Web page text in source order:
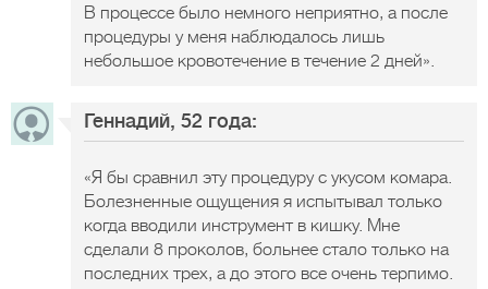
В процессе было немного неприятно, а после
процедуры у меня наблюдалось лишь
небольшое кровотечение в течение 2 дней».
Геннадий, 52 года:
«Я бы сравнил эту процедуру с укусом комара.
Болезненные ощущения я испытывал только
когда вводили инструмент в кишку. Мне
сделали 8 проколов, больнее стало только на
последних трех, а до этого все очень терпимо.